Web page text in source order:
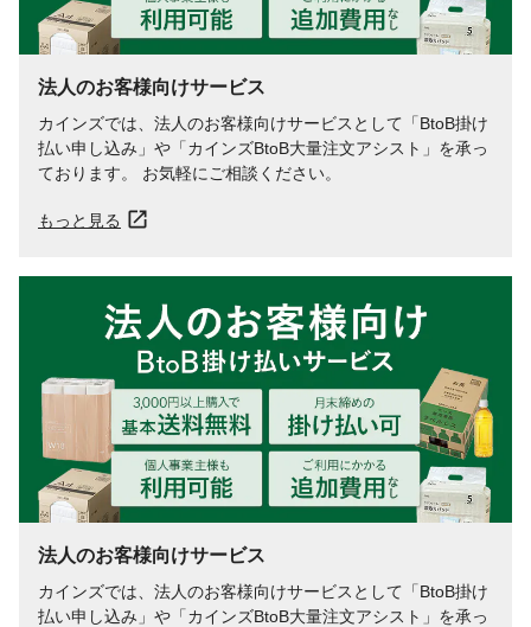
法人のお客様向けサービス
カインズでは、法人のお客様向けサービスとして「BtoB掛け
払い申し込み」や「カインズBtoB大量注文アシスト」を承っ
ております。 お気軽にご相談ください。
もっと見る
法人のお客様向けサービス
カインズでは、法人のお客様向けサービスとして「BtoB掛け
払い申し込み」や「カインズBtoB大量注文アシスト」を承っ